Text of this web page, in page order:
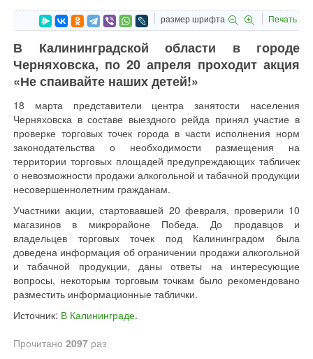
размер шрифта Печать
В Калининградской области в городе
Черняховска, по 20 апреля проходит акция
«Не спаивайте наших детей!»
18 марта представители центра занятости населения
Черняховска в составе выездного рейда принял участие в
проверке торговых точек города в части исполнения норм
законодательства о необходимости размещения на
территории торговых площадей предупреждающих табличек
о невозможности продажи алкогольной и табачной продукции
несовершеннолетним гражданам.
Участники акции, стартовавшей 20 февраля, проверили 10
магазинов в микрорайоне Победа. До продавцов и
владельцев торговых точек под Калининградом была
доведена информация об ограничении продажи алкогольной
и табачной продукции, даны ответы на интересующие
вопросы, некоторым торговым точкам было рекомендовано
разместить информационные таблички.
Источник: В Калининграде.
Прочитано 2097 раз